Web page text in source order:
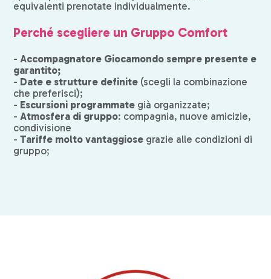
equivalenti prenotate individualmente.
Perché scegliere un Gruppo Comfort
- Accompagnatore Giocamondo sempre presente e
garantito;
- Date e strutture definite (scegli la combinazione
che preferisci);
- Escursioni programmate già organizzate;
- Atmosfera di gruppo: compagnia, nuove amicizie,
condivisione
- Tariffe molto vantaggiose grazie alle condizioni di
gruppo;